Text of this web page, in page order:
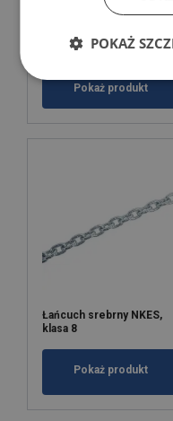
Krętlik ślizgowy LEILIUSS,
klasa 8
Pokaż produkt
Łańcuch srebrny NKES,
klasa 8
Pokaż produkt
POKAŻ